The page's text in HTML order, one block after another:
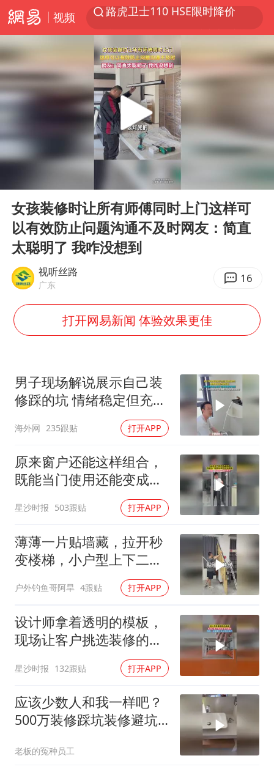
视频
多地银行上调存款利率
朱一龙的鼻子怎么了
5万元以下微型代步车集体遇冷
大疆错失宇树
费大厨口号更改 不再宣传小炒肉大王
周星驰妈妈现身香港首映礼
上海地铁4条线路全线停运
4.2平卫生间补漏注胶花1.55万
56岁刘奕君跟13岁女儿合跳
“还不如不放假”
Play
女孩装修时让所有师傅同时上门这样可
以有效防止问题沟通不及时网友：简直
太聪明了 我咋没想到
视听丝路
广东 16
打开网易新闻 体验效果更佳
男子现场解说展示自己装
修踩的坑 情绪稳定但充满
无奈 每处都有精心设计
但每处都有瑕疵 网友：一
开始我没笑 但看到洗手盆
我没绷住
海外网 235跟贴 打开APP
原来窗户还能这样组合，
既能当门使用还能变成半
截窗，网友：很适合一楼
的房子
星沙时报 503跟贴 打开APP
薄薄一片贴墙藏，拉开秒
变楼梯，小户型上下二楼
户外钓鱼哥阿旱 4跟贴 打开APP
设计师拿着透明的模板，
现场让客户挑选装修的颜
色，网友：这是哪个天才
想出来的
星沙时报 132跟贴 打开APP
应该少数人和我一样吧？
500万装修踩坑装修避坑
老板的冤种员工